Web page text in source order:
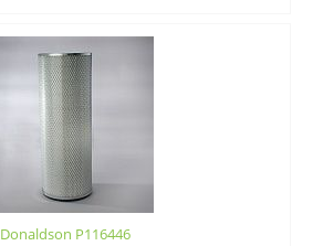
Donaldson P116446